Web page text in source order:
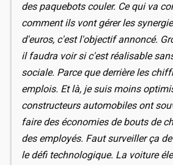
des paquebots couler. Ce qui va
comment ils vont gérer les
d'euros, c'est l'objectif annoncé.
il faudra voir si c'est réalisable
sociale. Parce que derrière les
emplois. Et là, je suis moins
constructeurs automobiles ont
faire des économies de bouts de
des employés. Faut surveiller ça
le défi technologique. La voiture